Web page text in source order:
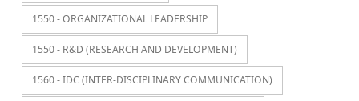
1550 - ORGANIZATIONAL LEADERSHIP
1550 - R&D (RESEARCH AND DEVELOPMENT)
1560 - IDC (INTER-DISCIPLINARY COMMUNICATION)